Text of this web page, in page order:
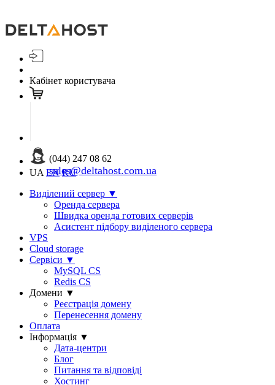
Кабінет користувача
(044) 247 08 62
sales@deltahost.com.ua
UA EN RU
Виділений сервер ▼
Оренда сервера
Швидка оренда готових серверів
Асистент підбору виділеного сервера
VPS
Cloud storage
Сервіси ▼
MySQL CS
Redis CS
Домени ▼
Реєстрація домену
Перенесення домену
Оплата
Інформація ▼
Дата-центри
Блог
Питання та відповіді
Хостинг